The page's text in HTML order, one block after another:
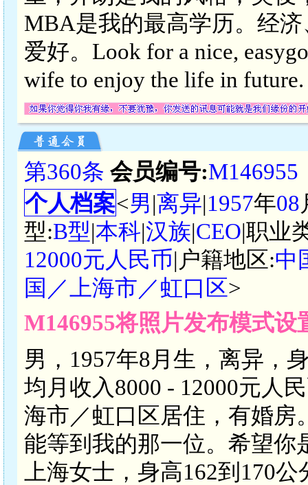
MBA是我的最高学历。经
爱好。Look for a nice,
wife to enjoy the life in
第360条 会员编号:M146955
个人档案<男|离异|1957年08
型:B型|本科|汉族|CEO|职业
12000元人民币|户籍地区:中
国／上海市／虹口区>
M146955将照片发布模式
男，1957年8月生，离异，
均月收入8000 - 12000元人
海市／虹口区居住，有婚房
能等到我的那一位。希望你
上海女士，身高162到170